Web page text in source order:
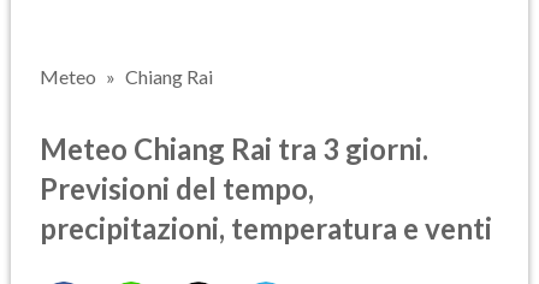
Meteo Chiang Rai
Meteo Chiang Rai tra 3 giorni.
Previsioni del tempo,
precipitazioni, temperatura e venti